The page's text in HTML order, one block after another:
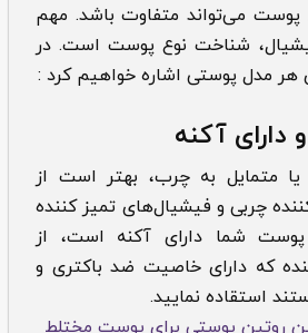
پوست می‌تواند متفاوت باشد. مهم
شناخت نوع پوست است. در
هر مدل پوستی اشاره خواهیم کرد :
متمایل به چرب، بهتر است از
چربی و فیشیال‌های تمیز کننده
شما دارای آکنه است، از
که دارای خاصیت ضد باکتری و
استقاده نمایید.
روتین پوستی برای پوست مختلط